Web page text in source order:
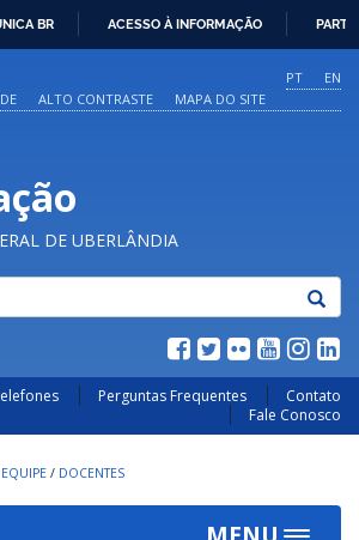
O
CONTEÚDO
BR ACESSO À INFORMAÇÃO
PT
EN
ALTO CONTRASTE MAPA DO SITE
DE UBERLÂNDIA
Perguntas Frequentes
Contato
Fale Conosco
EQUIPE / DOCENTES